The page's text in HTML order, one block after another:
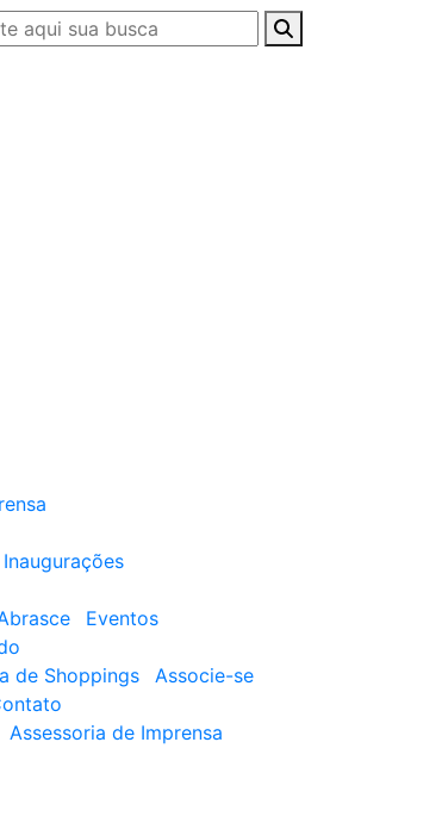
Inaugurações
Eventos
de Shoppings
Associe-se
Assessoria de Imprensa